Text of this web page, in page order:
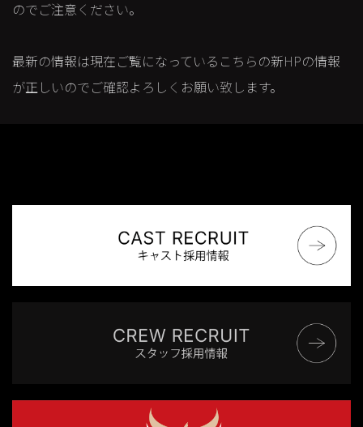
のでご注意ください。
最新の情報は現在ご覧になっているこちらの新HPの情報
が正しいのでご確認よろしくお願い致します。